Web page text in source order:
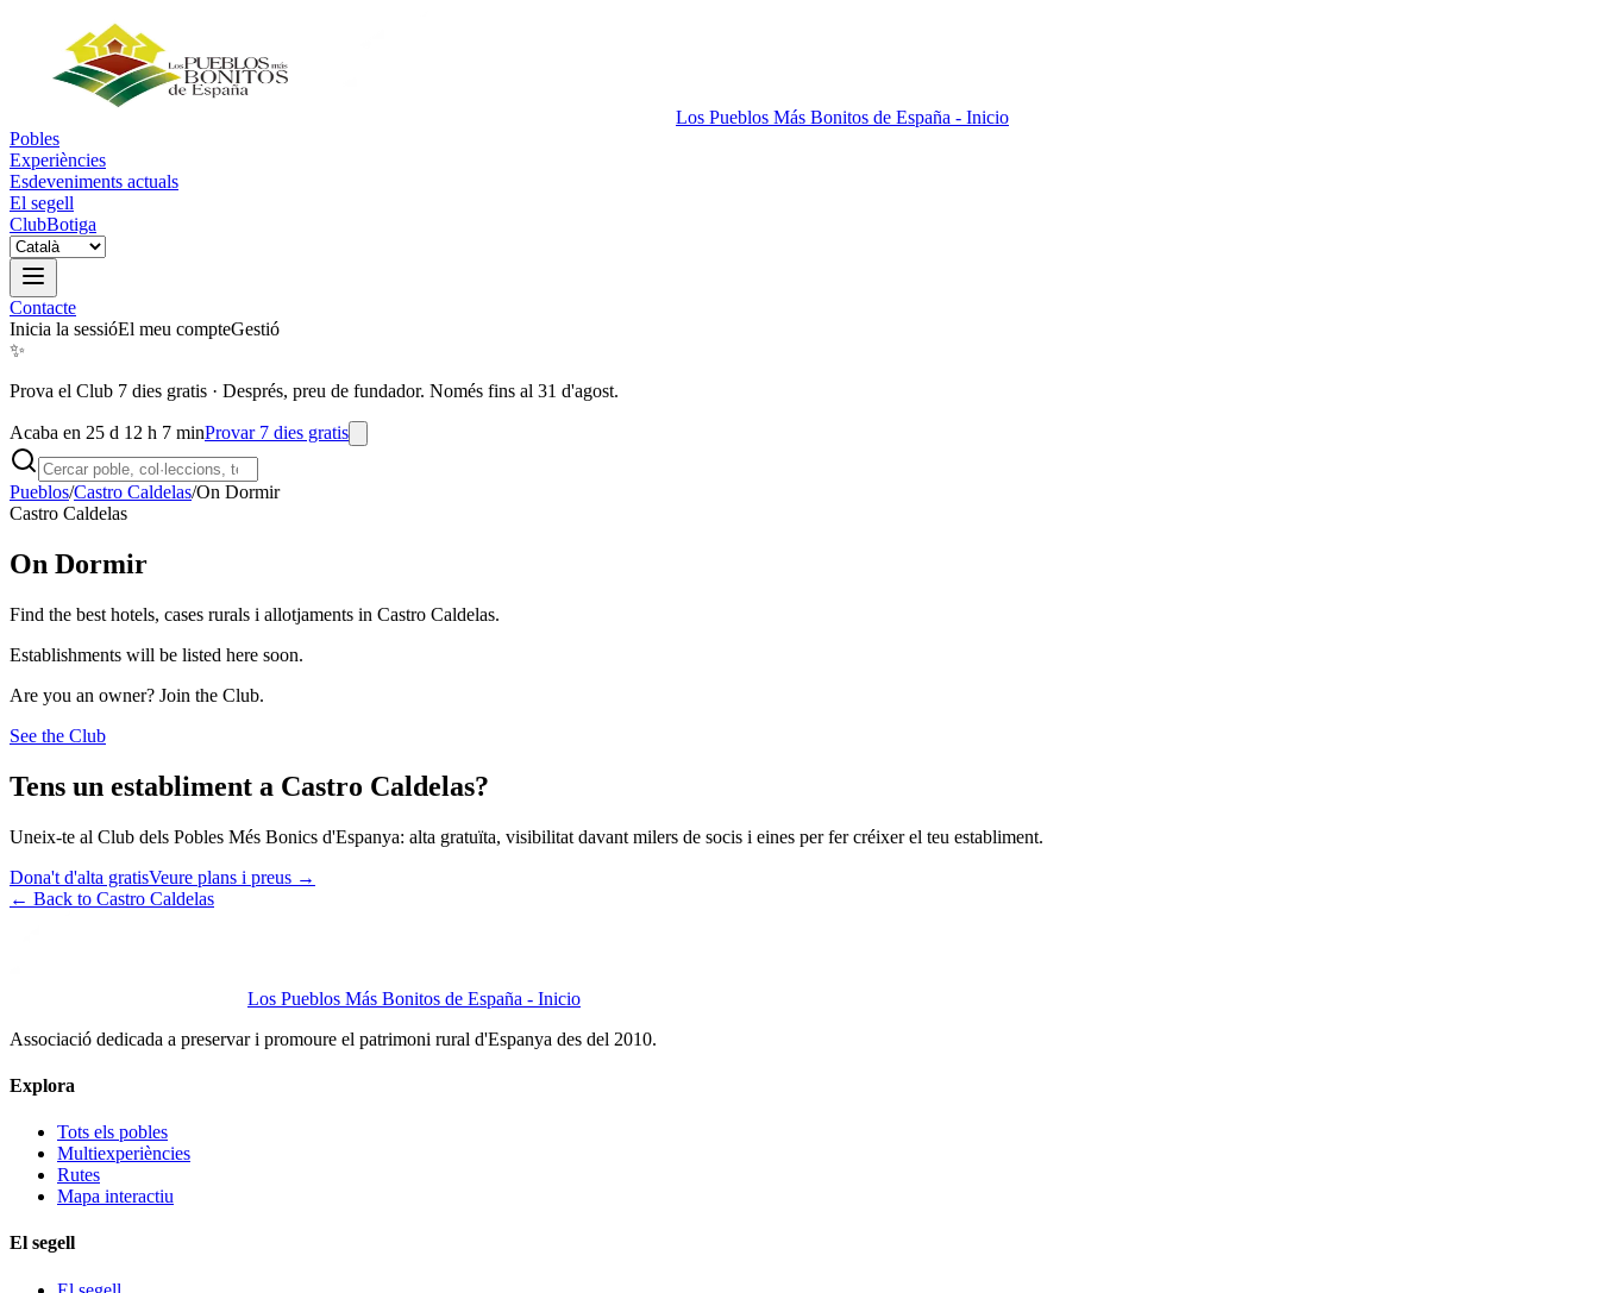
Los Pueblos Más Bonitos de España - Inicio
Pobles
Experiències
Esdeveniments actuals
El segell
ClubBotiga
Contacte
Inicia la sessióEl meu compteGestió
✨
Prova el Club 7 dies gratis · Després, preu de fundador. Només fins al 31 d'agost.
Acaba en 25 d 12 h 7 minProvar 7 dies gratis
Pueblos/Castro Caldelas/On Dormir
Castro Caldelas
On Dormir
Find the best hotels, cases rurals i allotjaments in Castro Caldelas.
Establishments will be listed here soon.
Are you an owner? Join the Club.
See the Club
Tens un establiment a Castro Caldelas?
Uneix-te al Club dels Pobles Més Bonics d'Espanya: alta gratuïta, visibilitat davant milers de socis i eines per fer créixer el teu establiment.
Dona't d'alta gratisVeure plans i preus →
← Back to Castro Caldelas
Los Pueblos Más Bonitos de España - Inicio
Associació dedicada a preservar i promoure el patrimoni rural d'Espanya des del 2010.
Explora
Tots els pobles
Multiexperiències
Rutes
Mapa interactiu
El segell